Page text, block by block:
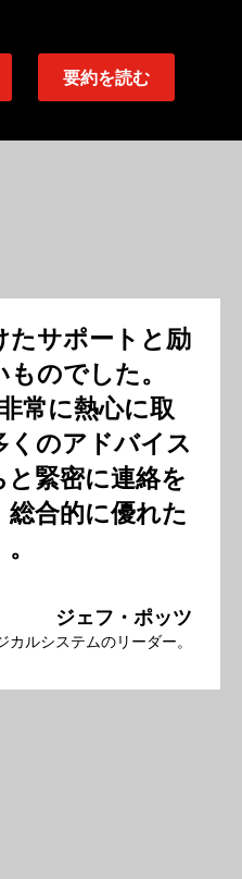
要約を読む
たサポートと励
のでした。
常に熱心に取
くのアドバイス
緊密に連絡を
合的に優れた
ジェフ・ポッツ
カルシステムのリーダー。